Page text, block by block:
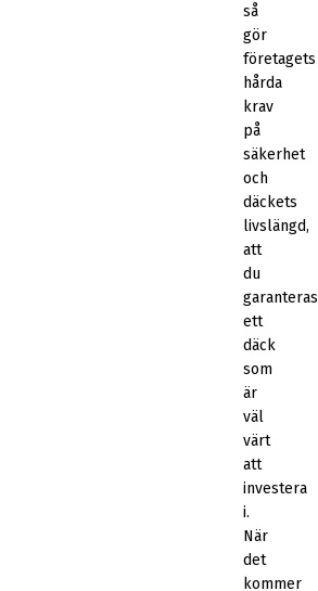
så
gör
företagets
hårda
krav
på
säkerhet
och
däckets
livslängd,
att
du
garanteras
ett
däck
som
är
väl
värt
att
investera
i.
När
det
kommer